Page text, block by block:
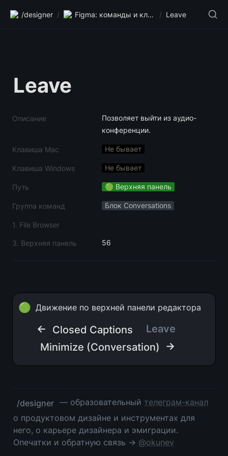
/designer / Figma: команды и клавиши / Leave
Leave
Описание
Позволяет выйти из аудио-
конференции.
Клавиша Mac Не бывает
Клавиша Windows Не бывает
Путь 🟢 Верхняя панель
Группа команд Блок Conversations
1. File Browser
3. Верхняя панель 56
🟢 Движение по верхней панели редактора
← Closed Captions
Leave
Minimize (Conversation)
→
/designer — образовательный телеграм-канал
о продуктовом дизайне и инструментах для
него, о карьере дизайнера и эмиграции.
Опечатки и обратную связь → @okunev